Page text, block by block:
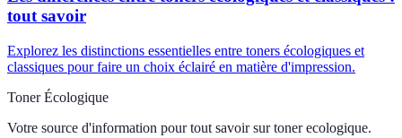
tout savoir
Explorez les distinctions essentielles entre toners écologiques et
classiques pour faire un choix éclairé en matière d'impression.
Toner Écologique
Votre source d'information pour tout savoir sur toner ecologique.